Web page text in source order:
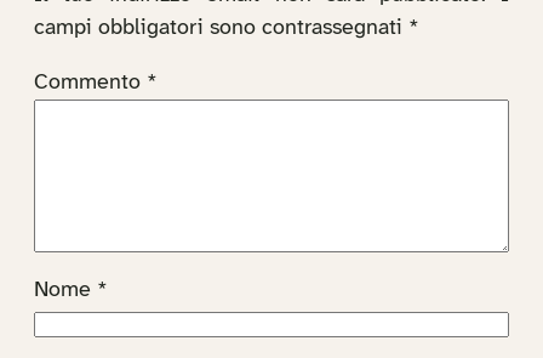
campi obbligatori sono contrassegnati *
Commento *
Nome *